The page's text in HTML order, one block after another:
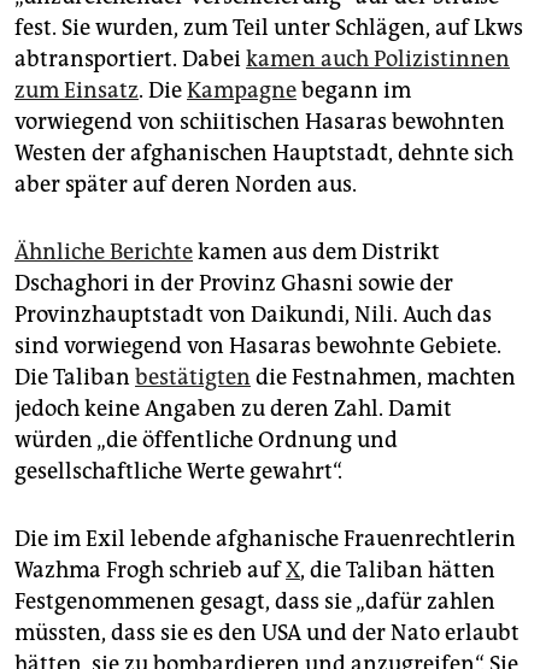
fest. Sie wurden, zum Teil unter Schlägen, auf Lkws
abtransportiert. Dabeikamen auch Polizistinnen
zum Einsatz. DieKampagnebegann im
vorwiegend von schiitischen Hasaras bewohnten
Westen der afghanischen Hauptstadt, dehnte sich
aber später auf deren Norden aus.
Ähnliche Berichtekamen aus dem Distrikt
Dschaghori in der Provinz Ghasni sowie der
Provinzhauptstadt von Daikundi, Nili. Auch das
sind vorwiegend von Hasaras bewohnte Gebiete.
Die Taliban bestätigten die Festnahmen, machten
jedoch keine Angaben zu deren Zahl. Damit
würden „die öffentliche Ordnung und
gesellschaftliche Werte gewahrt“.
Die im Exil lebende afghanische Frauenrechtlerin
Wazhma Frogh schrieb aufX, die Taliban hätten
Festgenommenen gesagt, dass sie „dafür zahlen
müssten, dass sie es den USA und der Nato erlaubt